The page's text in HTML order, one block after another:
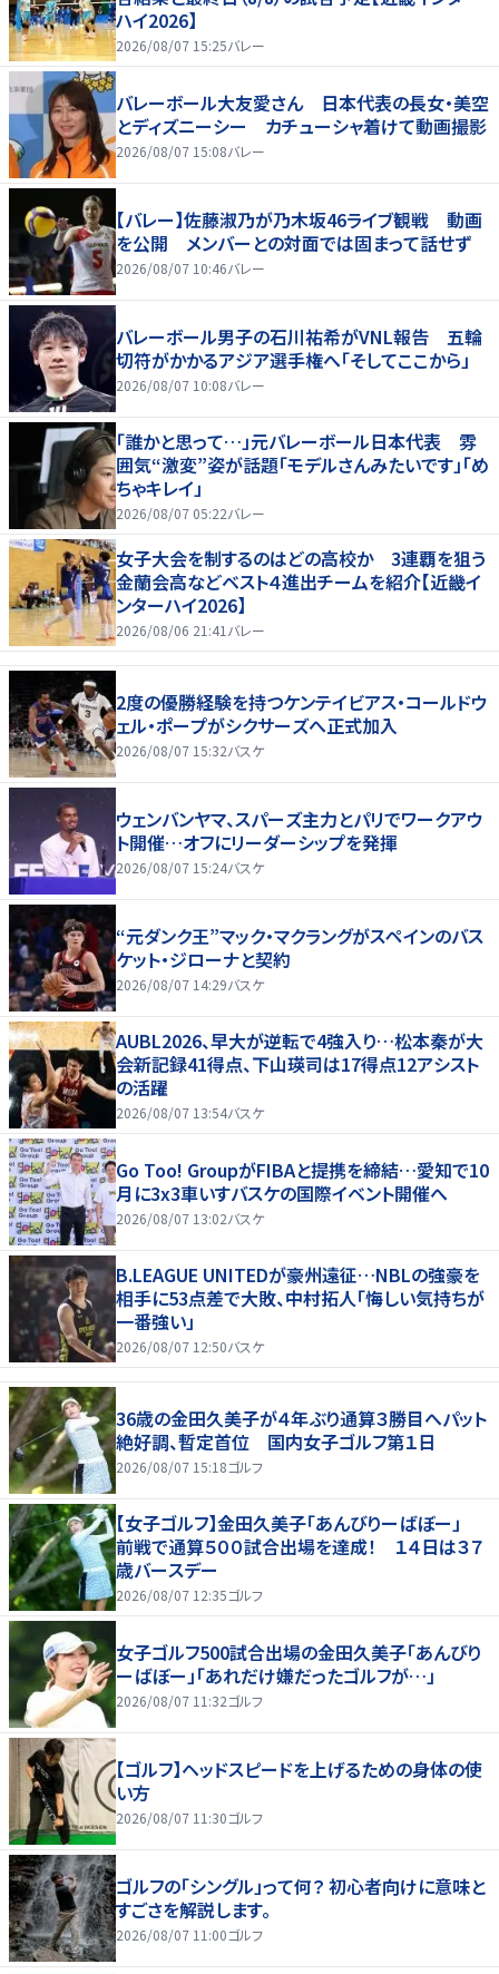
ハイ2026】
2026/08/07 15:25バレー
バレーボール大友愛さん 日本代表の長女・美空
とディズニーシー カチューシャ着けて動画撮影
2026/08/07 15:08バレー
【バレー】佐藤淑乃が乃木坂46ライブ観戦 動画
を公開 メンバーとの対面では固まって話せず
2026/08/07 10:46バレー
バレーボール男子の石川祐希がVNL報告 五輪
切符がかかるアジア選手権へ「そしてここから」
2026/08/07 10:08バレー
「誰かと思って…」元バレーボール日本代表 雰
囲気“激変”姿が話題「モデルさんみたいです」「め
ちゃキレイ」
2026/08/07 05:22バレー
女子大会を制するのはどの高校か 3連覇を狙う
金蘭会高などベスト４進出チームを紹介【近畿イ
ンターハイ2026】
2026/08/06 21:41 バレー
2度の優勝経験を持つケンテイビアス・コールドウ
ェル・ポープがシクサーズへ正式加入
2026/08/07 15:32バスケ
ウェンバンヤマ、スパーズ主力とパリでワークアウ
ト開催…オフにリーダーシップを発揮
2026/08/07 15:24バスケ
“元ダンク王”マック・マクラングがスペインのバス
ケット・ジローナと契約
2026/08/07 14:29バスケ
AUBL2026、早大が逆転で4強入り…松本秦が大
会新記録41得点、下山瑛司は17得点12アシスト
の活躍
2026/08/07 13:54バスケ
Go Too! GroupがFIBAと提携を締結…愛知で10
月に3x3車いすバスケの国際イベント開催へ
2026/08/07 13:02バスケ
B.LEAGUE UNITEDが豪州遠征…NBLの強豪を
相手に53点差で大敗、中村拓人「悔しい気持ちが
一番強い」
2026/08/07 12:50バスケ
36歳の金田久美子が４年ぶり通算３勝目へパット
絶好調、暫定首位 国内女子ゴルフ第１日
2026/08/07 15:18ゴルフ
【女子ゴルフ】金田久美子「あんびりーばぼー」
前戦で通算５００試合出場を達成！ １４日は３７
歳バースデー
2026/08/07 12:35ゴルフ
女子ゴルフ500試合出場の金田久美子「あんびり
ーばぼー」「あれだけ嫌だったゴルフが…」
2026/08/07 11:32ゴルフ
【ゴルフ】ヘッドスピードを上げるための身体の使
い方
2026/08/07 11:30ゴルフ
ゴルフの「シングル」って何？ 初心者向けに意味と
すごさを解説します。
2026/08/07 11:00ゴルフ